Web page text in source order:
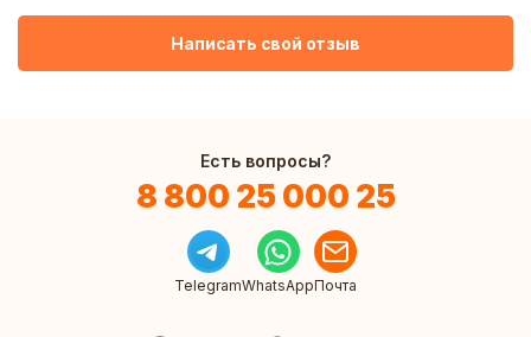
Написать свой отзыв
Есть вопросы?
8 800 25 000 25
TelegramWhatsAppПочта